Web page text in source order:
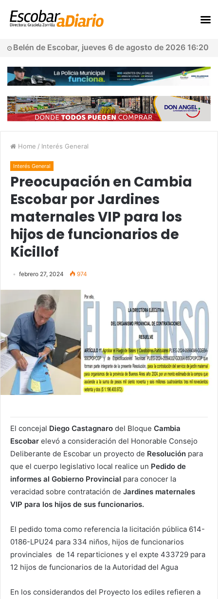
Belén de Escobar, jueves 6 de agosto de 2026 16:20
Home / Interés General
Interés General
Preocupación en Cambia
Escobar por Jardines
maternales VIP para los
hijos de funcionarios de
Kicillof
febrero 27, 2024 974
El concejal Diego Castagnaro del Bloque Cambia
Escobar elevó a consideración del Honorable Consejo
Deliberante de Escobar un proyecto de Resolución para
que el cuerpo legislativo local realice un Pedido de
informes al Gobierno Provincial para conocer la
veracidad sobre contratación de Jardines maternales
VIP para los hijos de sus funcionarios.
El pedido toma como referencia la licitación pública 614-
0186-LPU24 para 334 niños, hijos de funcionarios
provinciales de 14 reparticiones y el expte 433729 para
12 hijos de funcionarios de la Autoridad del Agua
En los considerandos del Proyecto los ediles refieren a